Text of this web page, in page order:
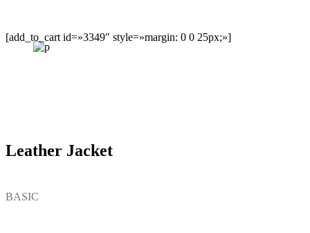
[add_to_cart id=»3349″ style=»margin: 0 0 25px;»]
Leather Jacket
BASIC